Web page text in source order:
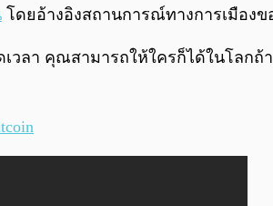
โดยอ้างอิงสถานการณ์ทางการเมืองข
ลา คุณสามารถให้ใครก็ได้ในโลก